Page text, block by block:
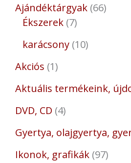
Ajándéktárgyak 66
Ékszerek 7
karácsony 10
Akciós 1
Aktuális termékeink,
DVD, CD 4
Gyertya, olajgyertya,
Ikonok, grafikák 97